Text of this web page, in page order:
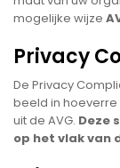
mogelijke wijze
Privacy
De Privacy
beeld in
uit de AVG. Deze
op het vlak van